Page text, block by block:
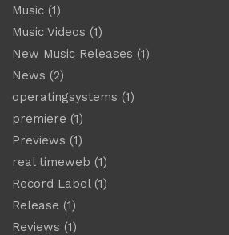
Music (1)
Music Videos (1)
New Music Releases (1)
News (2)
operatingsystems (1)
premiere (1)
Previews (1)
real timeweb (1)
Record Label(1)
Release (1)
Reviews (1)